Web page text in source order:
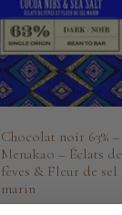
Chocolat noir 63% –
Menakao – Éclats de
fèves & Fleur de sel
marin